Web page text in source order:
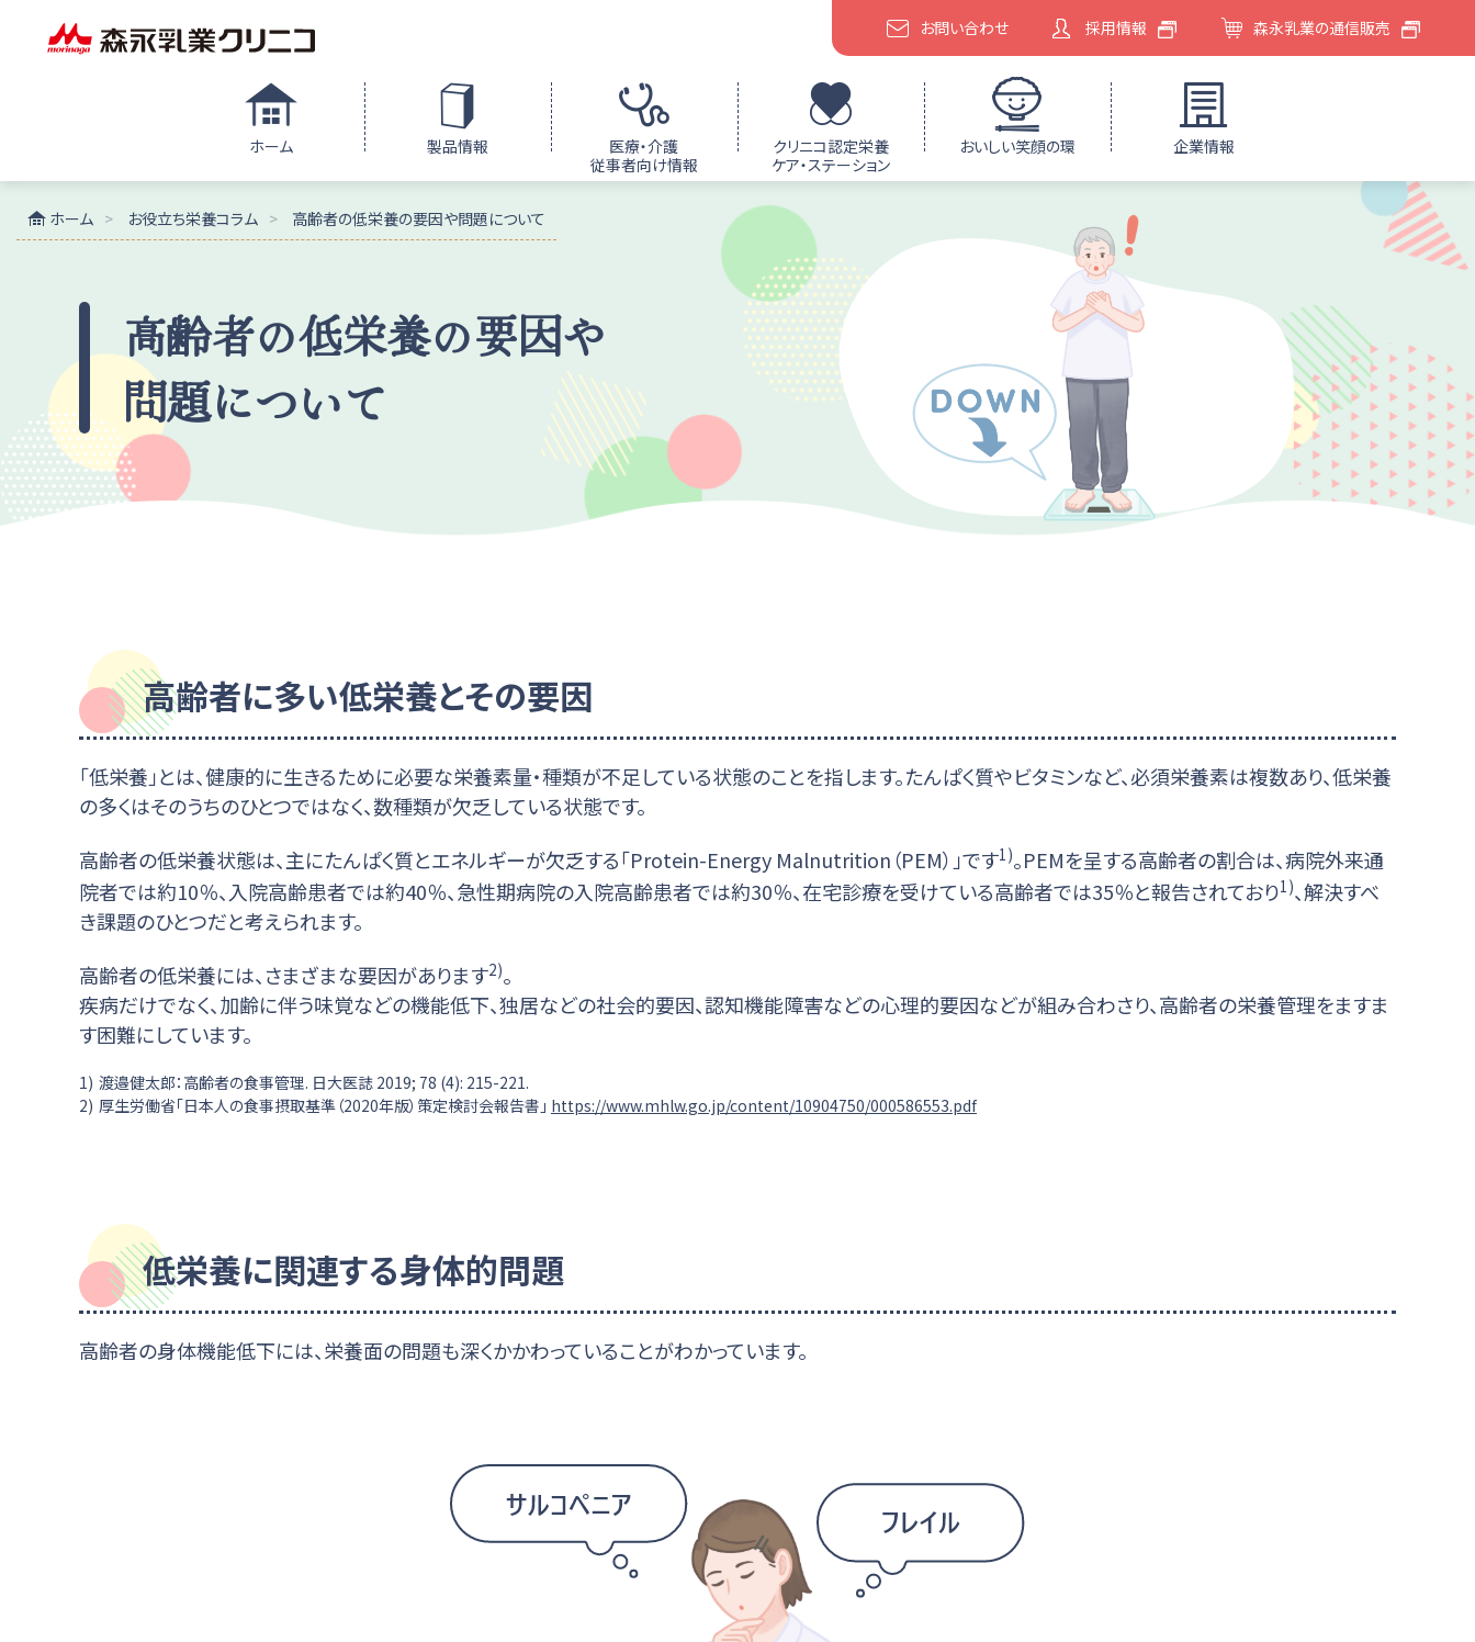
ホーム 製品情報
医療・介護
従事者向け情報
クリニコ認定栄養
ケア・ステーション
おいしい笑顔の環 企業情報
お問い合わせ 採用情報 森永乳業の通信販売
ホーム お役立ち栄養コラム 高齢者の低栄養の要因や問題について
高齢者の低栄養の要因や
問題について
高齢者に多い低栄養とその要因
「低栄養」とは、健康的に生きるために必要な栄養素量・種類が不足している状態のことを指します。たんぱく質やビタミンなど、必須栄養素は複数あり、低栄養
の多くはそのうちのひとつではなく、数種類が欠乏している状態です。
高齢者の低栄養状態は、主にたんぱく質とエネルギーが欠乏する「Protein-Energy Malnutrition（PEM）」です1)。PEMを呈する高齢者の割合は、病院外来通
院者では約10％、入院高齢患者では約40％、急性期病院の入院高齢患者では約30％、在宅診療を受けている高齢者では35％と報告されており1)、解決すべ
き課題のひとつだと考えられます。
高齢者の低栄養には、さまざまな要因があります2)。
疾病だけでなく、加齢に伴う味覚などの機能低下、独居などの社会的要因、認知機能障害などの心理的要因などが組み合わさり、高齢者の栄養管理をますま
す困難にしています。
1) 渡邉健太郎：高齢者の食事管理. 日大医誌 2019; 78 (4): 215-221.
2) 厚生労働省「日本人の食事摂取基準（2020年版）策定検討会報告書」 https://www.mhlw.go.jp/content/10904750/000586553.pdf
低栄養に関連する身体的問題
高齢者の身体機能低下には、栄養面の問題も深くかかわっていることがわかっています。